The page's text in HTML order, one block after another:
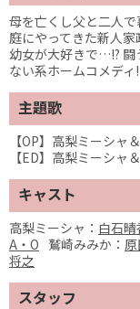
母を亡くし父と二人
庭にやってきた新人
幼女が大好きで…!? 闘
ない系ホームコメディ
主題歌
【OP】高梨ミーシャ
【ED】高梨ミーシャ
キャスト
高梨ミーシャ： 白石晴
A・O 鷲崎みみか：
将之
スタッフ